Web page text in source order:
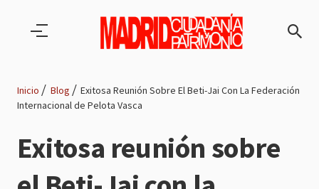
de
navegación
Inicio Blog
Exitosa Reunión Sobre El Beti-Jai Con La Federación
Internacional de Pelota Vasca
Exitosa reunión sobre